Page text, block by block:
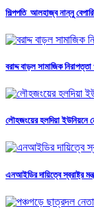
শিল্পপতি আলহাজ্ব নান্নু
বরাদ্দ বাড়ল সামাজিক
লৌহজংয়ের হলদিয়া ইউনিয়নে
এনআইডির দায়িত্বে স্বরাষ্ট্র